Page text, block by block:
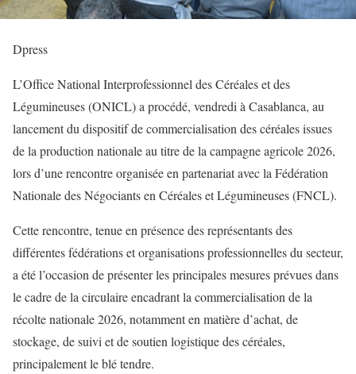
Dpress
L’Office National Interprofessionnel des Céréales et des
Légumineuses (ONICL) a procédé, vendredi à Casablanca, au
lancement du dispositif de commercialisation des céréales issues
de la production nationale au titre de la campagne agricole 2026,
lors d’une rencontre organisée en partenariat avec la Fédération
Nationale des Négociants en Céréales et Légumineuses (FNCL).
Cette rencontre, tenue en présence des représentants des
différentes fédérations et organisations professionnelles du secteur,
a été l’occasion de présenter les principales mesures prévues dans
le cadre de la circulaire encadrant la commercialisation de la
récolte nationale 2026, notamment en matière d’achat, de
stockage, de suivi et de soutien logistique des céréales,
principalement le blé tendre.